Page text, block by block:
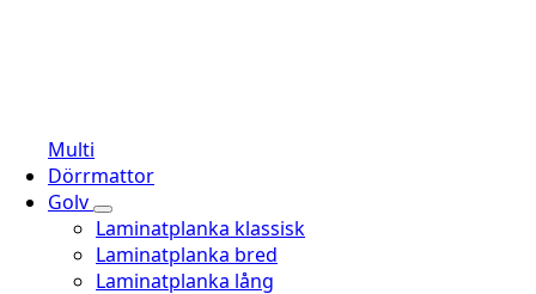
Multi
Dörrmattor
Golv
Laminatplanka klassisk
Laminatplanka bred
Laminatplanka lång